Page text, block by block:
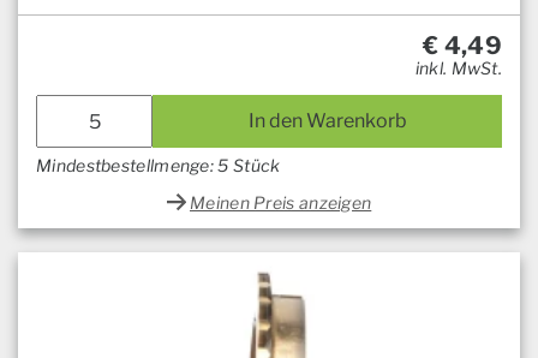
€ 4,49
inkl. MwSt.
In den Warenkorb
Mindestbestellmenge: 5 Stück
Meinen Preis anzeigen